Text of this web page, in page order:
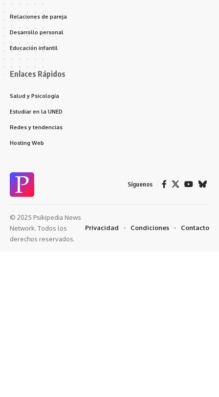
Relaciones de pareja
Desarrollo personal
Educación infantil
Enlaces Rápidos
Salud y Psicología
Estudiar en la UNED
Redes y tendencias
Hosting Web
Síguenos
© 2025 Psikipedia News
Network. Todos los
derechos reservados.
Privacidad Condiciones Contacto